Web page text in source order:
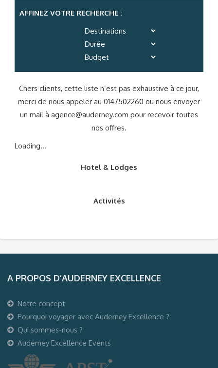
AFFINEZ VOTRE RECHERCHE :
Chers clients, cette liste n’est pas exhaustive à ce jour,
merci de nous appeler au 0147502260 ou nous envoyer
un mail à agence@auderney.com pour recevoir toutes
nos offres.
Loading...
Hotel & Lodges
Activités
A PROPOS D’AUDERNEY EXCELLENCE
Notre concept
Pourquoi voyager avec Auderney Excellence ?
Qui sommes-nous ?
Auderney Excellence Events